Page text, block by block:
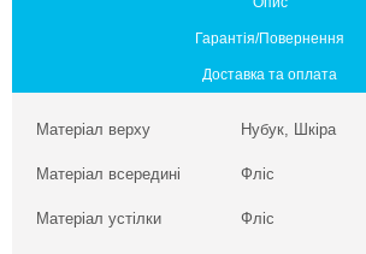
Гарантія/Повернення
Доставка та оплата
Матеріал верху Нубук, Шкіра
Матеріал всередині Фліс
Матеріал устілки Фліс